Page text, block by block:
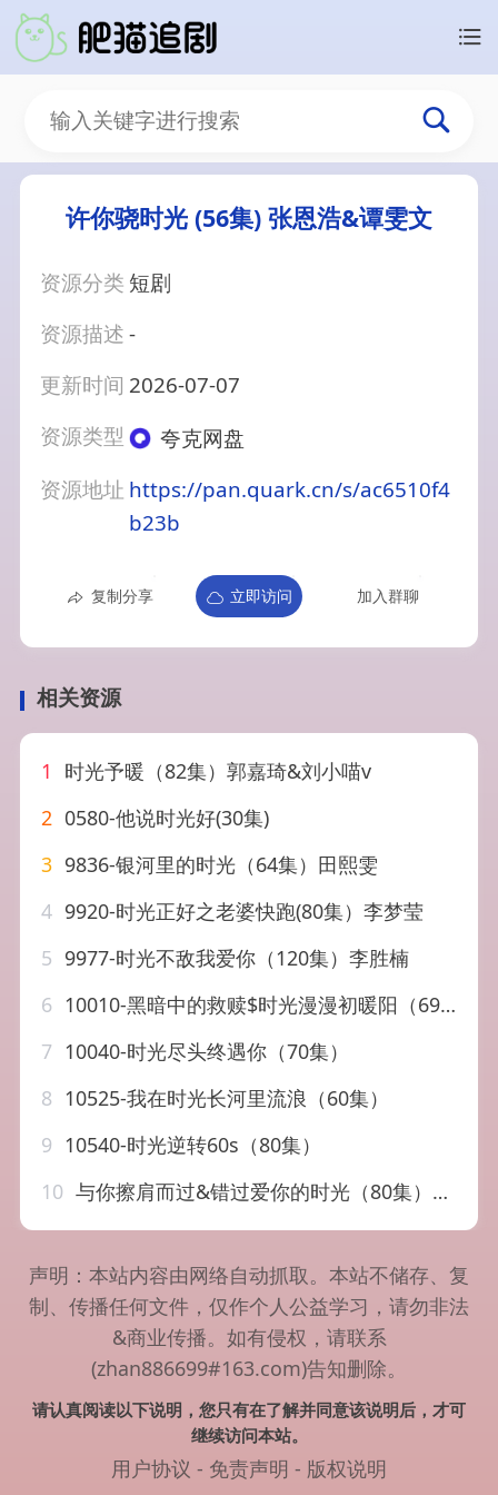
许你骁时光 (56集) 张恩浩&谭雯文
资源分类 短剧
资源描述-
更新时间 2026-07-07
资源类型
夸克网盘
资源地址 https://pan.quark.cn/s/ac6510f4
b23b
复制分享 立即访问 加入群聊
相关资源
1
时光予暖（82集）郭嘉琦&刘小喵v
2 0580-他说时光好(30集)
3 9836-银河里的时光（64集）田熙雯
4 9920-时光正好之老婆快跑(80集）李梦莹
5 9977-时光不敌我爱你（120集）李胜楠
6 10010-黑暗中的救赎$时光漫漫初暖阳（69集）张集骏&于婉儿&贾翼瑄
7 10040-时光尽头终遇你（70集）
8 10525-我在时光长河里流浪（60集）
9 10540-时光逆转60s（80集）
10 与你擦肩而过&错过爱你的时光（80集）朱一未白昕怡
声明：本站内容由网络自动抓取。本站不储存、复
制、传播任何文件，仅作个人公益学习，请勿非法
&商业传播。如有侵权，请联系
(zhan886699#163.com)告知删除。
请认真阅读以下说明，您只有在了解并同意该说明后，才可
继续访问本站。
用户协议 - 免责声明 - 版权说明